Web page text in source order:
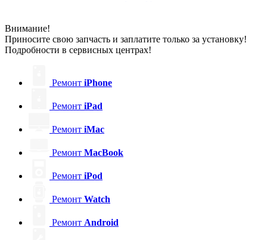
Внимание!
Приносите свою запчасть и заплатите только за установку!
Подробности в сервисных центрах!
Ремонт iPhone
Ремонт iPad
Ремонт iMac
Ремонт MacBook
Ремонт iPod
Ремонт Watch
Ремонт Android